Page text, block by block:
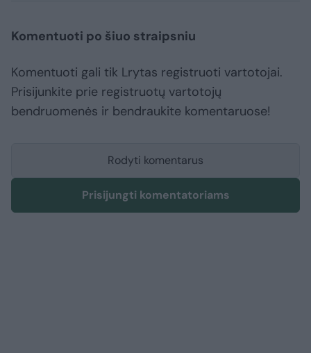
Komentuoti po šiuo straipsniu
Komentuoti gali tik Lrytas registruoti vartotojai.
Prisijunkite prie registruotų vartotojų
bendruomenės ir bendraukite komentaruose!
Rodyti komentarus
Prisijungti komentatoriams